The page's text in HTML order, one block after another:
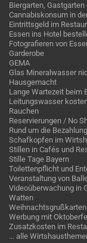
Biergarten,
Cannabiskonsum in
Eintrittsgeld im
Essen ins Hotel
Fotografieren von
Garderobe
GEMA
Glas Mineralwasser
Hausgemacht
Lange Wartezeit beim
Leitungswasser
Rauchen
Reservierungen / No
Rund um die
Schafkopfen im
Stillen in Cafés und
Stille Tage Bayern
Toilettenpflicht und
Veranstaltung von
Videoüberwachung in
Watten
Werbung mit
Zusatzkosten im
… alle